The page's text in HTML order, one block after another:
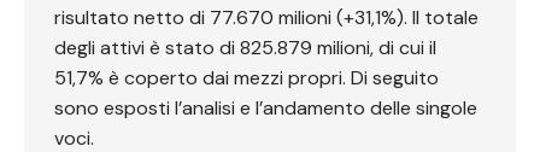
risultato netto di 77.670 milioni (+31,1%). Il totale
degli attivi è stato di 825.879 milioni, di cui il
51,7% è coperto dai mezzi propri. Di seguito
sono esposti l’analisi e l’andamento delle singole
voci.